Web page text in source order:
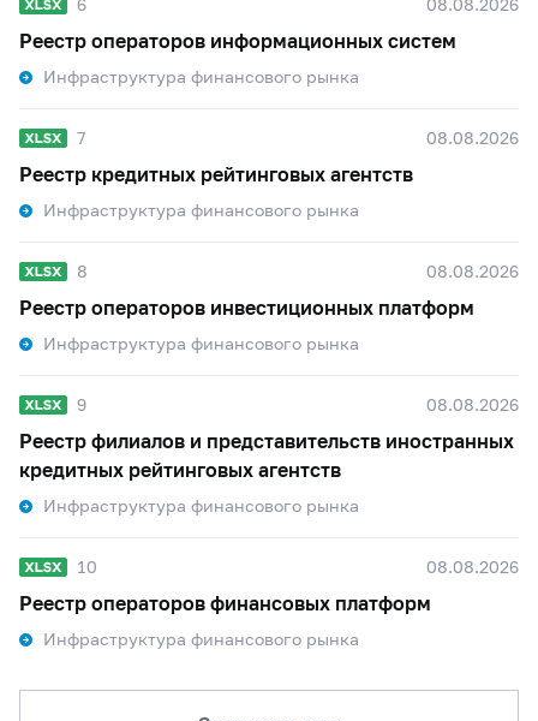
6 08.08.2026
Реестр операторов информационных систем
Инфраструктура финансового рынка
7 08.08.2026
Реестр кредитных рейтинговых агентств
Инфраструктура финансового рынка
8 08.08.2026
Реестр операторов инвестиционных платформ
Инфраструктура финансового рынка
9 08.08.2026
Реестр филиалов и представительств иностранных
кредитных рейтинговых агентств
Инфраструктура финансового рынка
10 08.08.2026
Реестр операторов финансовых платформ
Инфраструктура финансового рынка